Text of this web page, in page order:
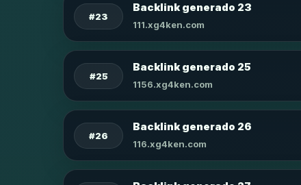
#23
Backlink generado 23
111.xg4ken.com
#25
Backlink generado 25
1156.xg4ken.com
#26
Backlink generado 26
116.xg4ken.com